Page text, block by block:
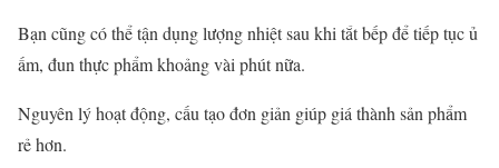
Bạn cũng có thể tận dụng lượng nhiệt sau khi tắt bếp để tiếp tục ủ
ấm, đun thực phẩm khoảng vài phút nữa.
Nguyên lý hoạt động, cấu tạo đơn giản giúp giá thành sản phẩm
rẻ hơn.